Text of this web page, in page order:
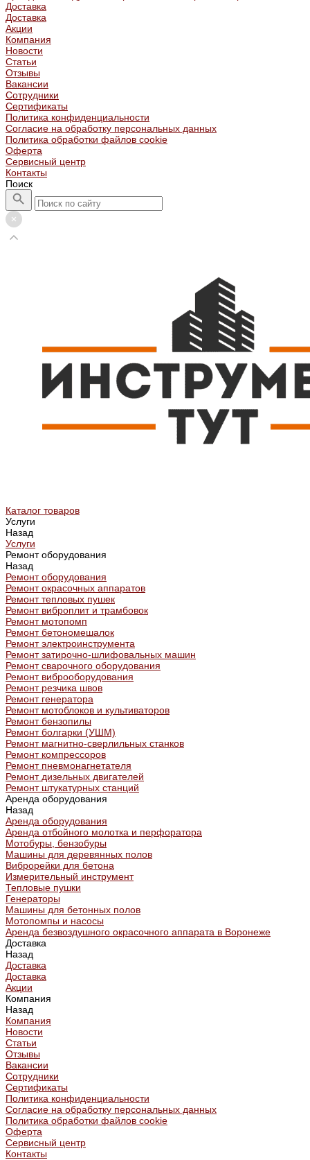
Доставка
Доставка
Акции
Компания
Новости
Статьи
Отзывы
Вакансии
Сотрудники
Сертификаты
Политика конфиденциальности
Согласие на обработку персональных данных
Политика обработки файлов cookie
Оферта
Сервисный центр
Контакты
Поиск
Каталог товаров
Услуги
Назад
Услуги
Ремонт оборудования
Назад
Ремонт оборудования
Ремонт окрасочных аппаратов
Ремонт тепловых пушек
Ремонт виброплит и трамбовок
Ремонт мотопомп
Ремонт бетономешалок
Ремонт электроинструмента
Ремонт затирочно-шлифовальных машин
Ремонт сварочного оборудования
Ремонт виброоборудования
Ремонт резчика швов
Ремонт генератора
Ремонт мотоблоков и культиваторов
Ремонт бензопилы
Ремонт болгарки (УШМ)
Ремонт магнитно-сверлильных станков
Ремонт компрессоров
Ремонт пневмонагнетателя
Ремонт дизельных двигателей
Ремонт штукатурных станций
Аренда оборудования
Назад
Аренда оборудования
Аренда отбойного молотка и перфоратора
Мотобуры, бензобуры
Машины для деревянных полов
Виброрейки для бетона
Измерительный инструмент
Тепловые пушки
Генераторы
Машины для бетонных полов
Мотопомпы и насосы
Аренда безвоздушного окрасочного аппарата в Воронеже
Доставка
Назад
Доставка
Доставка
Акции
Компания
Назад
Компания
Новости
Статьи
Отзывы
Вакансии
Сотрудники
Сертификаты
Политика конфиденциальности
Согласие на обработку персональных данных
Политика обработки файлов cookie
Оферта
Сервисный центр
Контакты